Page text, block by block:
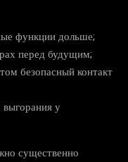
функции дольше;
перед будущим;
безопасный контакт
у
существенно